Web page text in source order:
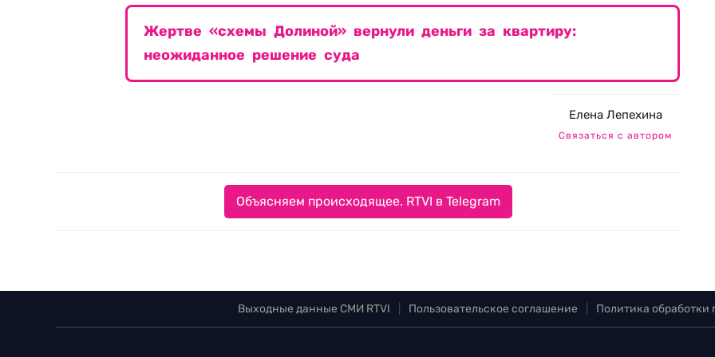
Жертве «схемы Долиной» вернули деньги за квартиру:
неожиданное решение суда
Елена Лепехина
Связаться с автором
Объясняем происходящее. RTVI в Telegram
Выходные данные СМИ RTVI Пользовательское соглашение Политика